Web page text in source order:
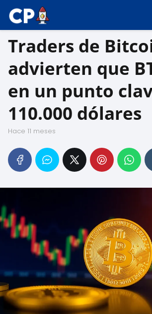
Traders de
advierten que
en un punto
110.000 dólares
hace 11 meses